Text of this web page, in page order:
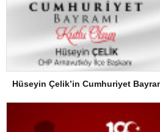
Hüseyin Çelik’in Cumhuriyet